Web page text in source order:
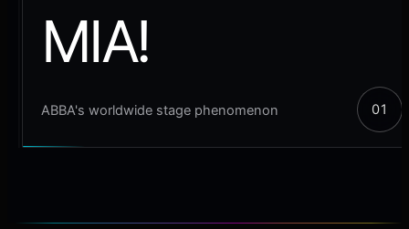
MIA!
ABBA's worldwide stage phenomenon